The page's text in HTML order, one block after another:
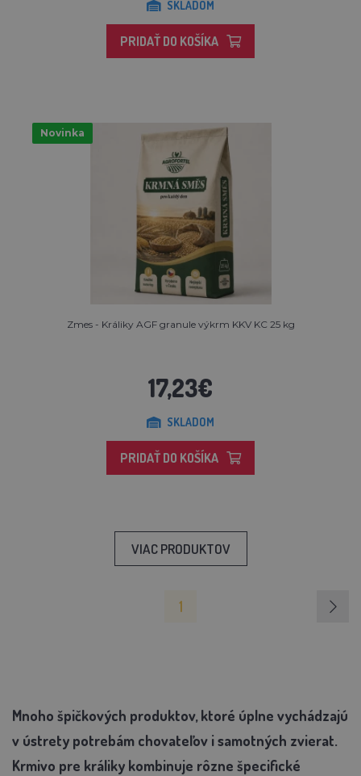
SKLADOM
PRIDAŤ DO KOŠÍKA
Novinka
Zmes - Králiky AGF granule výkrm KKV KC 25 kg
17,23€
SKLADOM
PRIDAŤ DO KOŠÍKA
VIAC PRODUKTOV
1
Mnoho špičkových produktov, ktoré úplne vychádzajú
v ústrety potrebám chovateľov i samotných zvierat.
Krmivo pre králiky kombinuje rôzne špecifické